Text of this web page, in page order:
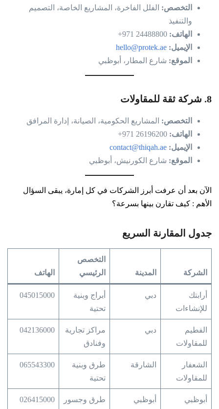
التخصص: الفلل الفاخرة، المشاريع الخاصة، التصميم
والتنفيذ
الهاتف:
الإيميل: hello@protek.ae
الموقع: شارع المطار، أبوظبي
8. شركة ثقة للمقاولات
التخصص: المشاريع الحكومية، الصيانة، إدارة المرافق
الهاتف:
الإيميل: contact@thiqah.ae
الموقع: شارع الكورنيش، أبوظبي
الآن بعد أن عرفت أبرز الشركات في كل إمارة، يبقى السؤال
الأهم : كيف تقارن بينها بسرعة؟
جدول المقارنة السريع
الشركة المدينة
التخصص
الرئيسي
الهاتف
أرابتك
للإنشاءات
دبي
أبراج وبنية
تحتية
045015000
الفطيم
للمقاولات
دبي
مراكز تجارية
وفنادق
042136000
الشعفار
للمقاولات
الشارقة
طرق وبنية
تحتية
065543300
أبوظبي
أبوظبي
طرق وجسور
026415000